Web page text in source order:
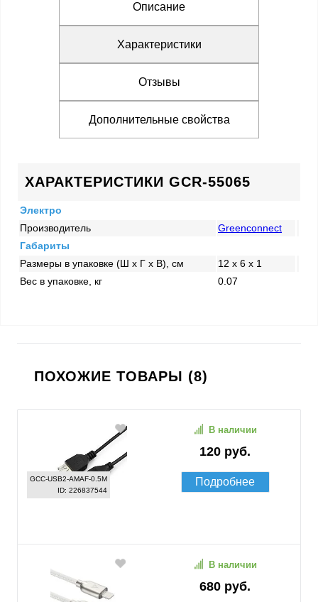
Описание
Характеристики
Отзывы
Дополнительные свойства
ХАРАКТЕРИСТИКИ GCR-55065
Электро
Производитель
Greenconnect
Габариты
Размеры в упаковке (Ш x Г x В), см
12 x 6 x 1
Вес в упаковке, кг
0.07
ПОХОЖИЕ ТОВАРЫ (8)
GCC-USB2-AMAF-0.5M
ID: 226837544
120 руб.
В наличии
Подробнее
680 руб.
В наличии